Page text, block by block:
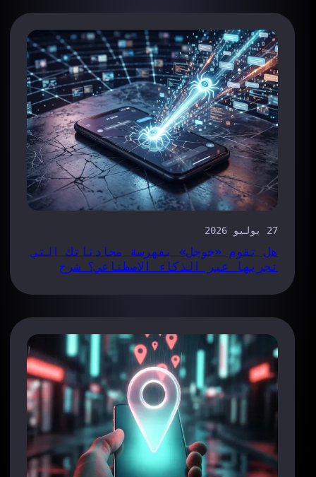
27 يوليو 2026
هل تقوم «جوجل» بفهرسة محادثاتك التي
تجريها عبر الذكاء الاصطناعي؟ شرح